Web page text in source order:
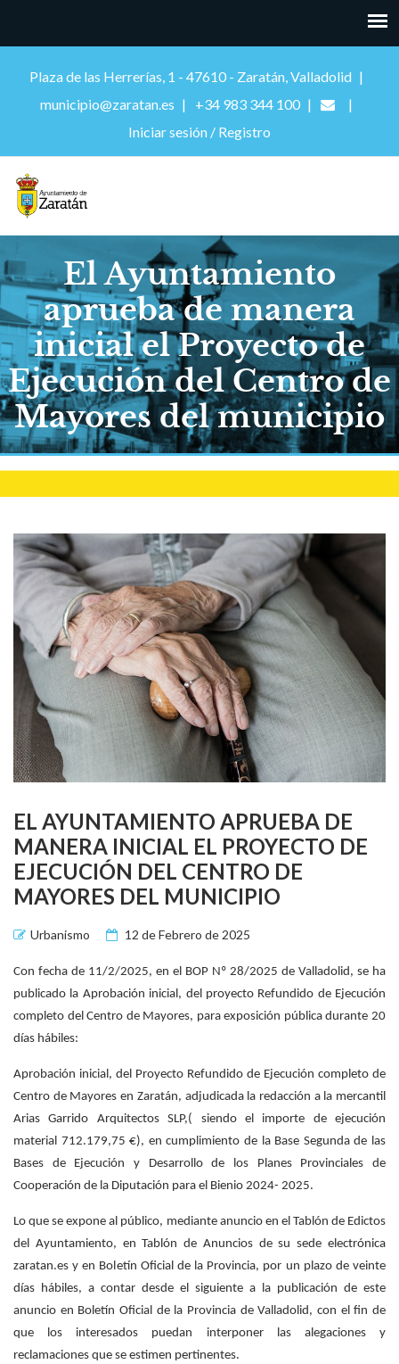
Plaza de las Herrerías, 1 - 47610 - Zaratán, Valladolid
municipio@zaratan.es
+34 983 344 100
Iniciar sesión / Registro
El Ayuntamiento
aprueba de manera
inicial el Proyecto de
Ejecución del Centro de
Mayores del municipio
EL AYUNTAMIENTO APRUEBA DE
MANERA INICIAL EL PROYECTO DE
EJECUCIÓN DEL CENTRO DE
MAYORES DEL MUNICIPIO
Urbanismo 12 de Febrero de 2025
Con fecha de 11/2/2025, en el BOP Nº 28/2025 de Valladolid, se ha
publicado la Aprobación inicial, del proyecto Refundido de Ejecución
completo del Centro de Mayores, para exposición pública durante 20
días hábiles:
Aprobación inicial, del Proyecto Refundido de Ejecución completo de
Centro de Mayores en Zaratán, adjudicada la redacción a la mercantil
Arias Garrido Arquitectos SLP,( siendo el importe de ejecución
material 712.179,75 €), en cumplimiento de la Base Segunda de las
Bases de Ejecución y Desarrollo de los Planes Provinciales de
Cooperación de la Diputación para el Bienio 2024- 2025.
Lo que se expone al público, mediante anuncio en el Tablón de Edictos
del Ayuntamiento, en Tablón de Anuncios de su sede electrónica
zaratan.es y en Boletín Oficial de la Provincia, por un plazo de veinte
días hábiles, a contar desde el siguiente a la publicación de este
anuncio en Boletín Oficial de la Provincia de Valladolid, con el fin de
que los interesados puedan interponer las alegaciones y
reclamaciones que se estimen pertinentes.